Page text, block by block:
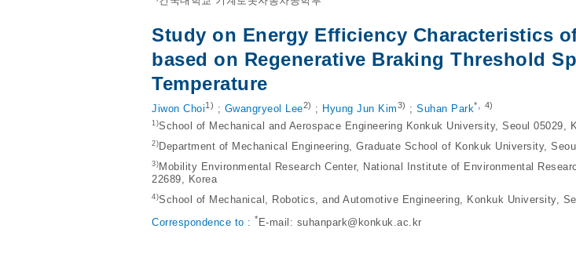
Study on Energy Efficiency Characteristics
based on Regenerative Braking Threshold
Temperature
Jiwon Choi1) ; Gwangryeol Lee2) ; Hyung Jun Kim3) ; Suhan Park*, 4)
1)School of Mechanical and Aerospace Engineering Konkuk University, Seoul 05029,
2) Department of Mechanical Engineering, Graduate School of Konkuk University,
3) Mobility Environmental Research Center, National Institute of Environmental
22689, Korea
4)School of Mechanical, Robotics, and Automotive Engineering, Konkuk University,
Correspondence to : * E-mail: suhanpark@konkuk.ac.kr